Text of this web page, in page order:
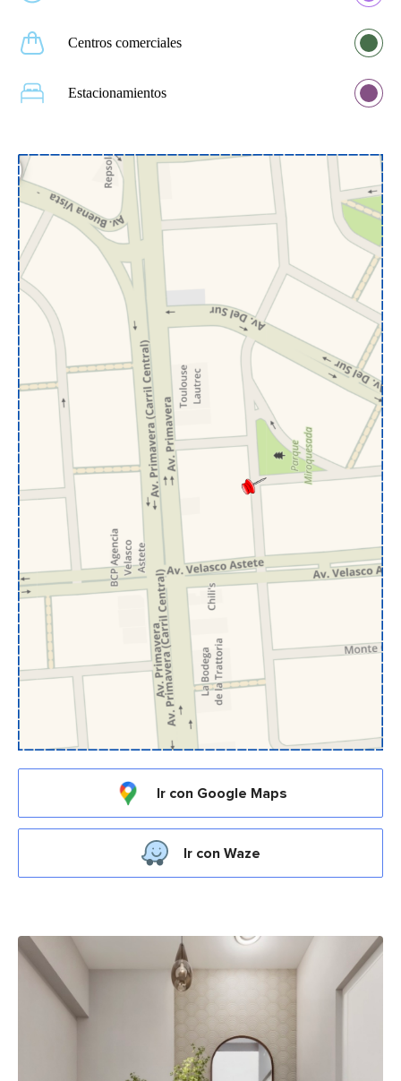
Centros comerciales
Estacionamientos
Ir con Google Maps
Ir con Waze